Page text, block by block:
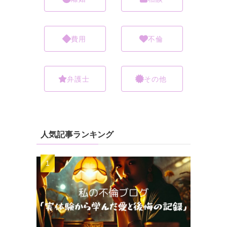
費用 不倫
弁護士 その他
人気記事ランキング